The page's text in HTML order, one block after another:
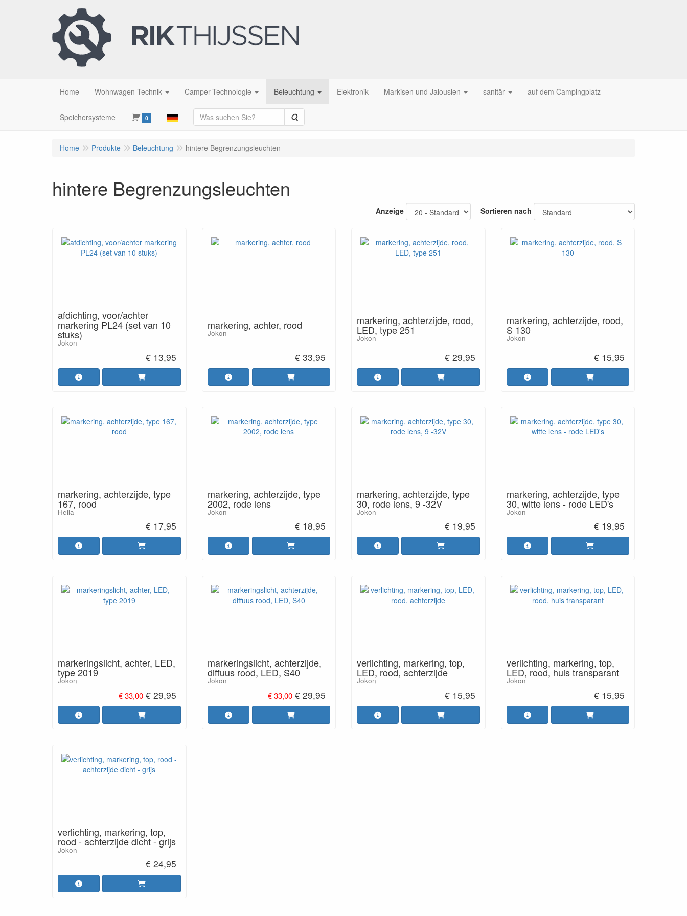
Home Wohnwagen-Technik Camper-Technologie Beleuchtung Elektronik Markisen und Jalousien sanitär auf dem Campingplatz
Speichersysteme 0 Suche
Home Produkte Beleuchtung hintere Begrenzungsleuchten
hintere Begrenzungsleuchten
Anzeige Sortieren nach
afdichting, voor/achter
markering PL24 (set van 10
stuks)
Jokon
€ 13,95
markering, achter, rood
Jokon
€ 33,95
markering, achterzijde, rood,
LED, type 251
Jokon
€ 29,95
markering, achterzijde, rood,
S 130
Jokon
€ 15,95
markering, achterzijde, type
167, rood
Hella
€ 17,95
markering, achterzijde, type
2002, rode lens
Jokon
€ 18,95
markering, achterzijde, type
30, rode lens, 9 -32V
Jokon
€ 19,95
markering, achterzijde, type
30, witte lens - rode LED's
Jokon
€ 19,95
markeringslicht, achter, LED,
type 2019
Jokon
€ 33,00 € 29,95
markeringslicht, achterzijde,
diffuus rood, LED, S40
Jokon
€ 33,00 € 29,95
verlichting, markering, top,
LED, rood, achterzijde
Jokon
€ 15,95
verlichting, markering, top,
LED, rood, huis transparant
Jokon
€ 15,95
verlichting, markering, top,
rood - achterzijde dicht - grijs
Jokon
€ 24,95